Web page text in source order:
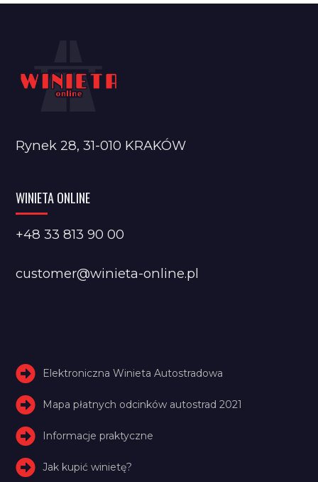
Rynek 28, 31-010 KRAKÓW
WINIETA ONLINE
+48 33 813 90 00
customer@winieta-online.pl
Elektroniczna Winieta Autostradowa
Mapa płatnych odcinków autostrad 2021
Informacje praktyczne
Jak kupić winietę?